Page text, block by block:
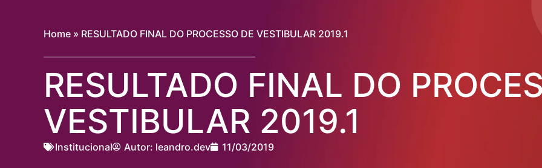
Home » RESULTADO FINAL DO PROCESSO DE VESTIBULAR 2019.1
RESULTADO FINAL DO
VESTIBULAR 2019.1
Institucional Autor: leandro.dev 11/03/2019